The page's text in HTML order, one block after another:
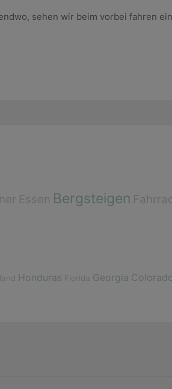
sehen wir beim vorbei fahren ein
Essen Bergsteigen
Honduras Florida Georgia